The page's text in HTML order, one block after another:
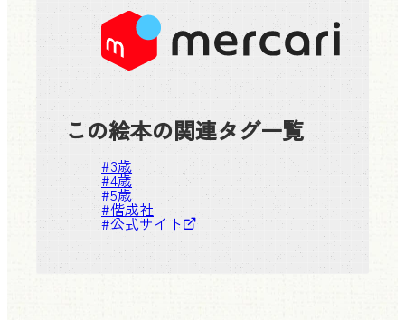
この絵本の関連タグ一覧
#3歳
#4歳
#5歳
#偕成社
#公式サイト